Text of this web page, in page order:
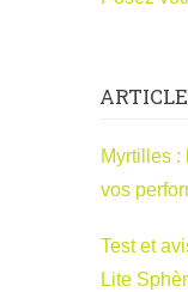
Myrtilles :
vos
Test et
Lite